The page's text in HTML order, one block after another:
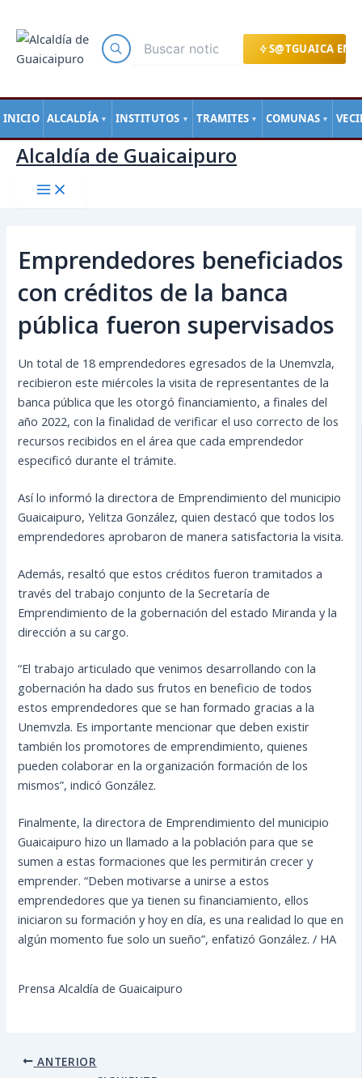
S@TGUAICA EN
INICIO ALCALDÍA ▼ INSTITUTOS ▼ TRAMITES ▼ COMUNAS ▼
contenido
Alcaldía de Guaicaipuro
Emprendedores beneficiados
con créditos de la banca
pública fueron supervisados
Un total de 18 emprendedores egresados de la Unemvzla,
recibieron este miércoles la visita de representantes de la
banca pública que les otorgó financiamiento, a finales del
año 2022, con la finalidad de verificar el uso correcto de los
recursos recibidos en el área que cada emprendedor
especificó durante el trámite.
Así lo informó la directora de Emprendimiento del municipio
Guaicaipuro, YelitzaGonzález, quien destacó que todos los
emprendedores aprobaron de manera satisfactoria la visita.
Además, resaltó que estos créditos fueron tramitados a
través del trabajo conjunto de la Secretaría de
Emprendimiento de la gobernación del estado Miranda y la
dirección a su cargo.
“El trabajo articulado que venimos desarrollando con la
gobernación ha dado sus frutos en beneficio de todos
estos emprendedores que se han formado gracias a la
Unemvzla. Es importante mencionar que deben existir
también los promotores de emprendimiento, quienes
pueden colaborar en la organización formación de los
mismos”, indicó González.
Finalmente, la directora de Emprendimiento del municipio
Guaicaipuro hizo un llamado a la población para que se
sumen a estas formaciones que les permitirán crecer y
emprender. “Deben motivarse a unirse a estos
emprendedores que ya tienen su financiamiento, ellos
iniciaron su formación y hoy en día, es una realidad lo que en
algún momento fue solo un sueño”, enfatizó González. / HA
Prensa Alcaldía de Guaicaipuro
de
entradas
ANTERIOR